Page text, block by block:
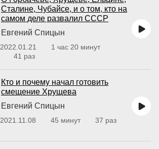
Сталине, Чубайсе, и о том, кто на
самом деле развалил СССР
Евгений Спицын
2022.01.21
1 час 20 минут
41 раз
Кто и почему начал готовить
смещение Хрущева
Евгений Спицын
2021.11.08 45 минут 37 раз